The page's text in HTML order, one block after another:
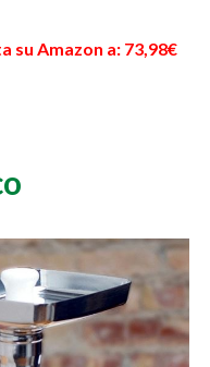
su Amazon a: 73,98€